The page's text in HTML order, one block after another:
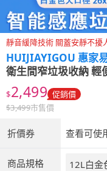
靜音緩降技術 關蓋安靜不擾
HUIJIAYIGOU 惠家
衛生間窄垃圾收納
$2,499 促銷價
$3,499市售價
折價券 查看可使
商品規格 12L白金